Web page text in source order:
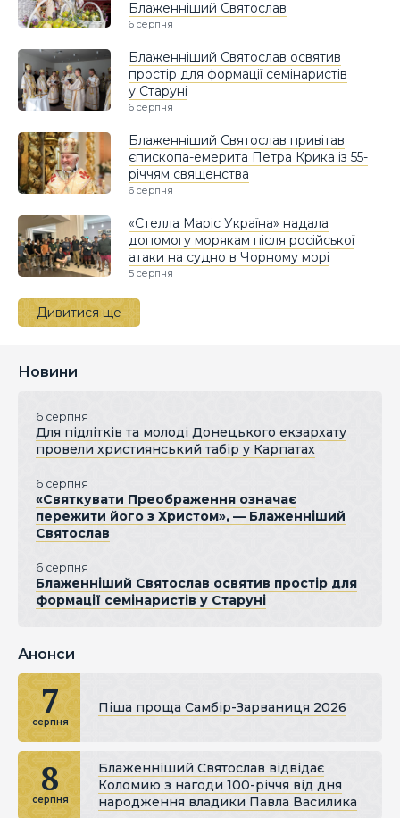
Блаженніший Святослав
6 серпня
Блаженніший Святослав освятив
простір для формації семінаристів
у Старуні
6 серпня
Блаженніший Святослав привітав
єпископа-емерита Петра Крика із 55-
річчям священства
6 серпня
«Стелла Маріс Україна» надала
допомогу морякам після російської
атаки на судно в Чорному морі
5 серпня
Дивитися ще
Новини
6 серпня
Для підлітків та молоді Донецького екзархату
провели християнський табір у Карпатах
6 серпня
«Святкувати Преображення означає
пережити його з Христом», — Блаженніший
Святослав
6 серпня
Блаженніший Святослав освятив простір для
формації семінаристів у Старуні
Анонси
7
серпня
Піша проща Самбір-Зарваниця 2026
8
серпня
Блаженніший Святослав відвідає
Коломию з нагоди 100-річчя від дня
народження владики Павла Василика